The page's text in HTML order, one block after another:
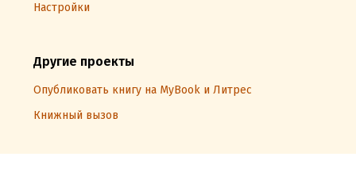
Настройки
Другие проекты
Опубликовать книгу на MyBook и Литрес
Книжный вызов